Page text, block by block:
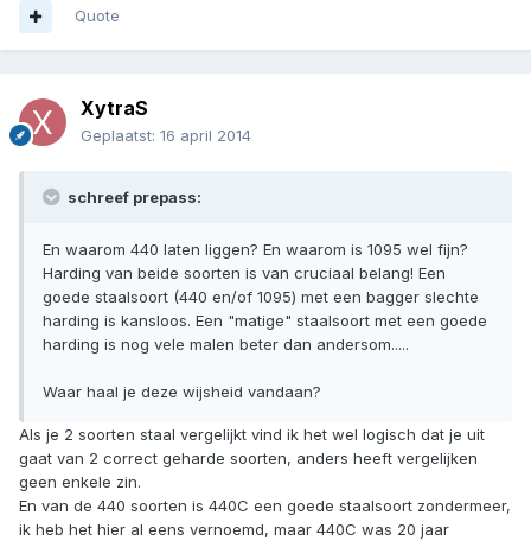
Quote
XytraS
Geplaatst: 16 april 2014
schreef prepass:
En waarom 440 laten liggen? En waarom is 1095 wel fijn?
Harding van beide soorten is van cruciaal belang! Een
goede staalsoort (440 en/of 1095) met een bagger slechte
harding is kansloos. Een "matige" staalsoort met een goede
harding is nog vele malen beter dan andersom.....
Waar haal je deze wijsheid vandaan?
Als je 2 soorten staal vergelijkt vind ik het wel logisch dat je uit
gaat van 2 correct geharde soorten, anders heeft vergelijken
geen enkele zin.
En van de 440 soorten is 440C een goede staalsoort zondermeer,
ik heb het hier al eens vernoemd, maar 440C was 20 jaar